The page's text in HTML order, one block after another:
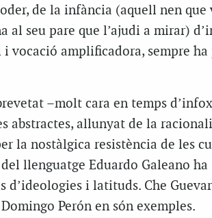
de la infància (aquell nen que
al seu pare que l’ajudi a mirar)
vocació amplificadora, sempre
–molt cara en temps
abstractes, allunyat de la
la nostàlgica resistència de les
llenguatge Eduardo Galeano ha
i latituds. Che
Perón en són exemples.